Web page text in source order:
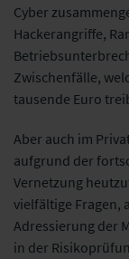
Cyber
Hackerangriffe,
Zwischenfälle,
tausende Euro
Aber auch im
aufgrund der
Vernetzung
vielfältige Fragen,
Adressierung der
in der